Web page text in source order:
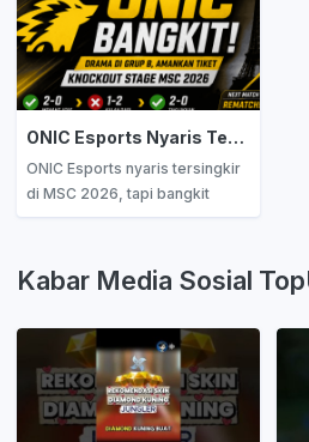
Grand Final, perjalanan tim, dan
dampaknya terhadap peta
kekuatan MLBB global.
ONIC Esports Nyaris Tersingkir, Bangkit Dramatis dan Lolos ke Knockout Stage MSC 2026
ONIC Esports nyaris tersingkir
di MSC 2026, tapi bangkit
dramatis dan lolos ke Knockout
lengkap mereka dari ancaman
eliminasi hingga rematch
perempat final!
Kabar Media Sosial